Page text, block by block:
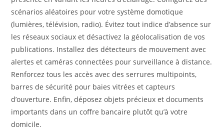
scénarios aléatoires pour votre système domotique
(lumières, télévision, radio). Évitez tout indice d’absence sur
les réseaux sociaux et désactivez la géolocalisation de vos
publications. Installez des détecteurs de mouvement avec
alertes et caméras connectées pour surveillance à distance.
Renforcez tous les accès avec des serrures multipoints,
barres de sécurité pour baies vitrées et capteurs
d’ouverture. Enfin, déposez objets précieux et documents
importants dans un coffre bancaire plutôt qu’à votre
domicile.